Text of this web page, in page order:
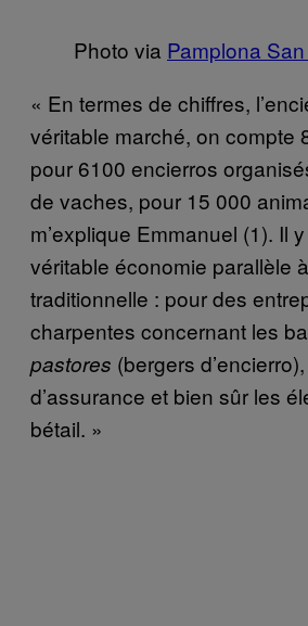
Photo via Pamplona
« En termes de chiffres,
véritable marché, on compte
pour 6100 encierros
de vaches, pour 15 000
m’explique Emmanuel (1). Il
véritable économie parallèle
traditionnelle : pour des
charpentes concernant les
pastores (bergers
d’assurance et bien sûr les
bétail. »